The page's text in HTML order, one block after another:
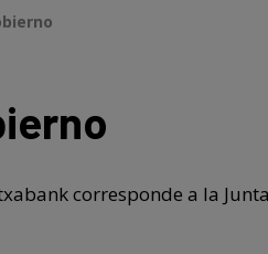
corresponde a la